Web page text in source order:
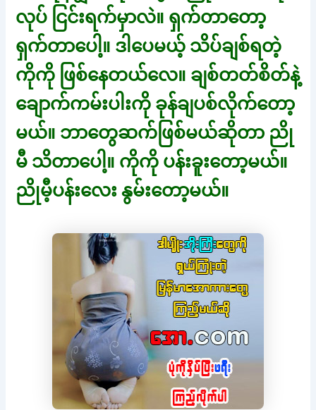
လုပ် ငြင်းရက်မှာလဲ။ ရှက်တာတော့
ရှက်တာပေါ့။ ဒါပေမယ့် သိပ်ချစ်ရတဲ့
ကိုကို ဖြစ်နေတယ်လေ။ ချစ်တတ်စိတ်နဲ့
ချောက်ကမ်းပါးကို ခုန်ချပစ်လိုက်တော့
မယ်။ ဘာတွေဆက်ဖြစ်မယ်ဆိုတာ ညို
မီ သိတာပေါ့။ ကိုကို ပန်းခူးတော့မယ်။
ညိုမီ့ပန်းလေး နွမ်းတော့မယ်။